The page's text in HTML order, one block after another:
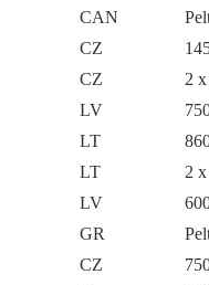
CAN
CZ
CZ
2
LV
LT
LT
2
LV
GR
CZ